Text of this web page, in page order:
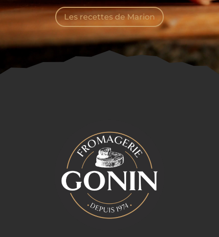
Les recettes de Marion